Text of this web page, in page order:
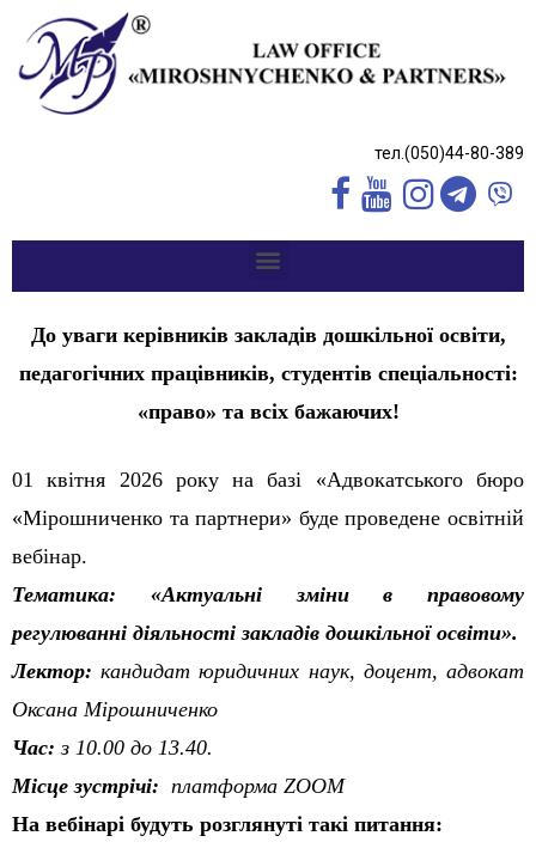
тел.(050)44-80-389
До уваги керівників закладів дошкільної освіти,
педагогічних працівників, студентів спеціальності:
«право» та всіх бажаючих!
01 квітня 2026 року на базі «Адвокатського бюро
«Мірошниченко та партнери» буде проведене освітній
вебінар.
Тематика: «Актуальні зміни в правовому
регулюванні діяльності закладів дошкільної освіти».
Лектор:кандидат юридичних наук, доцент, адвокат
Оксана Мірошниченко
Час: з 10.00 до 13.40.
Місце зустрічі: платформа ZOOM
На вебінарі будуть розглянуті такі питання: